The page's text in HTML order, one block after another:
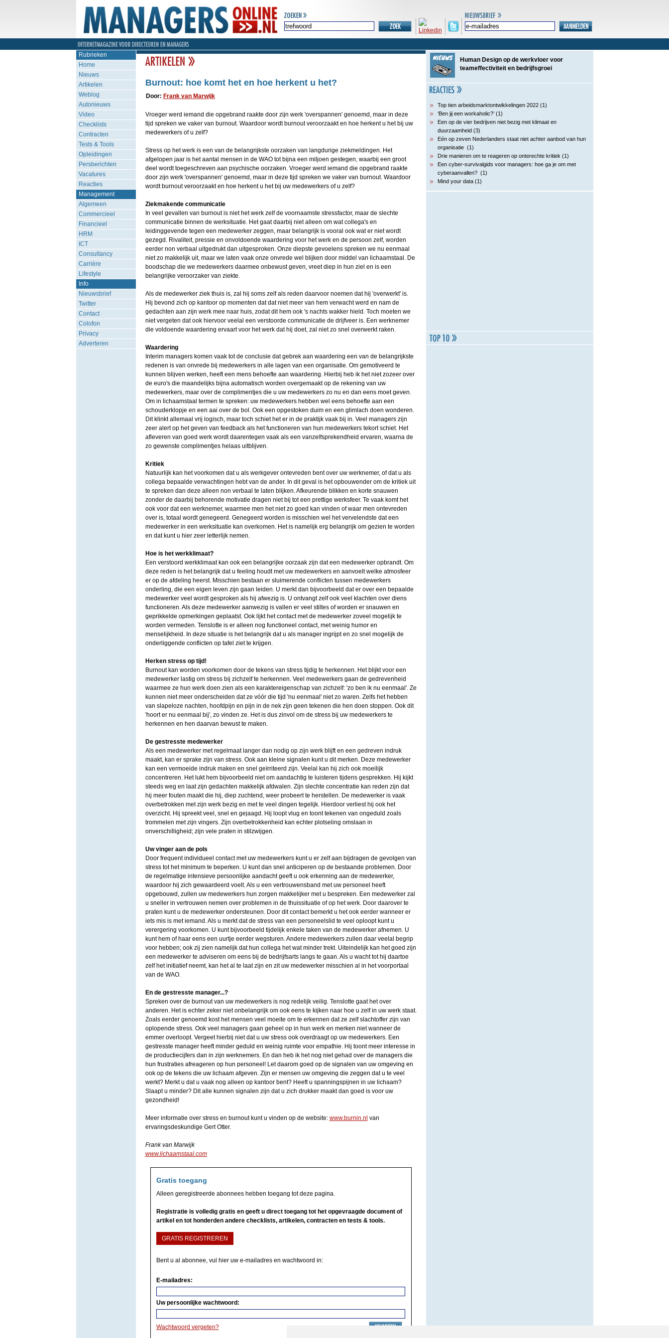
Rubrieken
Home
Nieuws
Artikelen
Weblog
Autonieuws
Video
Checklists
Contracten
Tests & Tools
Opleidingen
Persberichten
Vacatures
Reacties
Management
Algemeen
Commercieel
Financieel
HRM
ICT
Consultancy
Carrière
Lifestyle
Info
Nieuwsbrief
Twitter
Contact
Colofon
Privacy
Adverteren
Burnout: hoe komt het en hoe herkent u het?
Door: Frank van Marwijk
Vroeger werd iemand die opgebrand raakte door zijn werk 'overspannen' genoemd, maar in deze
tijd spreken we vaker van burnout. Waardoor wordt burnout veroorzaakt en hoe herkent u het bij uw
medewerkers of u zelf?
Stress op het werk is een van de belangrijkste oorzaken van langdurige ziekmeldingen. Het
afgelopen jaar is het aantal mensen in de WAO tot bijna een miljoen gestegen, waarbij een groot
deel wordt toegeschreven aan psychische oorzaken. Vroeger werd iemand die opgebrand raakte
door zijn werk 'overspannen' genoemd, maar in deze tijd spreken we vaker van burnout. Waardoor
wordt burnout veroorzaakt en hoe herkent u het bij uw medewerkers of u zelf?
Ziekmakende communicatie
In veel gevallen van burnout is niet het werk zelf de voornaamste stressfactor, maar de slechte
communicatie binnen de werksituatie. Het gaat daarbij niet alleen om wat collega's en
leidinggevende tegen een medewerker zeggen, maar belangrijk is vooral ook wat er niet wordt
gezegd. Rivaliteit, pressie en onvoldoende waardering voor het werk en de persoon zelf, worden
eerder non verbaal uitgedrukt dan uitgesproken. Onze diepste gevoelens spreken we nu eenmaal
niet zo makkelijk uit, maar we laten vaak onze onvrede wel blijken door middel van lichaamstaal. De
boodschap die we medewerkers daarmee onbewust geven, vreet diep in hun ziel en is een
belangrijke veroorzaker van ziekte.
Als de medewerker ziek thuis is, zal hij soms zelf als reden daarvoor noemen dat hij 'overwerkt' is.
Hij bevond zich op kantoor op momenten dat dat niet meer van hem verwacht werd en nam de
gedachten aan zijn werk mee naar huis, zodat dit hem ook 's nachts wakker hield. Toch moeten we
niet vergeten dat ook hiervoor veelal een verstoorde communicatie de drijfveer is. Een werknemer
die voldoende waardering ervaart voor het werk dat hij doet, zal niet zo snel overwerkt raken.
Waardering
Interim managers komen vaak tot de conclusie dat gebrek aan waardering een van de belangrijkste
redenen is van onvrede bij medewerkers in alle lagen van een organisatie. Om gemotiveerd te
kunnen blijven werken, heeft een mens behoefte aan waardering. Hierbij heb ik het niet zozeer over
de euro's die maandelijks bijna automatisch worden overgemaakt op de rekening van uw
medewerkers, maar over de complimentjes die u uw medewerkers zo nu en dan eens moet geven.
Om in lichaamstaal termen te spreken: uw medewerkers hebben wel eens behoefte aan een
schouderklopje en een aai over de bol. Ook een opgestoken duim en een glimlach doen wonderen.
Dit klinkt allemaal vrij logisch, maar toch schiet het er in de praktijk vaak bij in. Veel managers zijn
zeer alert op het geven van feedback als het functioneren van hun medewerkers tekort schiet. Het
afleveren van goed werk wordt daarentegen vaak als een vanzelfsprekendheid ervaren, waarna de
zo gewenste complimentjes helaas uitblijven.
Kritiek
Natuurlijk kan het voorkomen dat u als werkgever ontevreden bent over uw werknemer, of dat u als
collega bepaalde verwachtingen hebt van de ander. In dit geval is het opbouwender om de kritiek uit
te spreken dan deze alleen non verbaal te laten blijken. Afkeurende blikken en korte snauwen
zonder de daarbij behorende motivatie dragen niet bij tot een prettige werksfeer. Te vaak komt het
ook voor dat een werknemer, waarmee men het niet zo goed kan vinden of waar men ontevreden
over is, totaal wordt genegeerd. Genegeerd worden is misschien wel het vervelendste dat een
medewerker in een werksituatie kan overkomen. Het is namelijk erg belangrijk om gezien te worden
en dat kunt u hier zeer letterlijk nemen.
Hoe is het werkklimaat?
Een verstoord werkklimaat kan ook een belangrijke oorzaak zijn dat een medewerker opbrandt. Om
deze reden is het belangrijk dat u feeling houdt met uw medewerkers en aanvoelt welke atmosfeer
er op de afdeling heerst. Misschien bestaan er sluimerende conflicten tussen medewerkers
onderling, die een eigen leven zijn gaan leiden. U merkt dan bijvoorbeeld dat er over een bepaalde
medewerker veel wordt gesproken als hij afwezig is. U ontvangt zelf ook veel klachten over diens
functioneren. Als deze medewerker aanwezig is vallen er veel stiltes of worden er snauwen en
geprikkelde opmerkingen geplaatst. Ook lijkt het contact met de medewerker zoveel mogelijk te
worden vermeden. Tenslotte is er alleen nog functioneel contact, met weinig humor en
menselijkheid. In deze situatie is het belangrijk dat u als manager ingrijpt en zo snel mogelijk de
onderliggende conflicten op tafel ziet te krijgen.
Herken stress op tijd!
Burnout kan worden voorkomen door de tekens van stress tijdig te herkennen. Het blijkt voor een
medewerker lastig om stress bij zichzelf te herkennen. Veel medewerkers gaan de gedrevenheid
waarmee ze hun werk doen zien als een karaktereigenschap van zichzelf: 'zo ben ik nu eenmaal'. Ze
kunnen niet meer onderscheiden dat ze vóór die tijd 'nu eenmaal' niet zo waren. Zelfs het hebben
van slapeloze nachten, hoofdpijn en pijn in de nek zijn geen tekenen die hen doen stoppen. Ook dit
'hoort er nu eenmaal bij', zo vinden ze. Het is dus zinvol om de stress bij uw medewerkers te
herkennen en hen daarvan bewust te maken.
De gestresste medewerker
Als een medewerker met regelmaat langer dan nodig op zijn werk blijft en een gedreven indruk
maakt, kan er sprake zijn van stress. Ook aan kleine signalen kunt u dit merken. Deze medewerker
kan een vermoeide indruk maken en snel geïrriteerd zijn. Veelal kan hij zich ook moeilijk
concentreren. Het lukt hem bijvoorbeeld niet om aandachtig te luisteren tijdens gesprekken. Hij kijkt
steeds weg en laat zijn gedachten makkelijk afdwalen. Zijn slechte concentratie kan reden zijn dat
hij meer fouten maakt die hij, diep zuchtend, weer probeert te herstellen. De medewerker is vaak
overbetrokken met zijn werk bezig en met te veel dingen tegelijk. Hierdoor verliest hij ook het
overzicht. Hij spreekt veel, snel en gejaagd. Hij loopt vlug en toont tekenen van ongeduld zoals
trommelen met zijn vingers. Zijn overbetrokkenheid kan echter plotseling omslaan in
onverschilligheid; zijn vele praten in stilzwijgen.
Uw vinger aan de pols
Door frequent individueel contact met uw medewerkers kunt u er zelf aan bijdragen de gevolgen van
stress tot het minimum te beperken. U kunt dan snel anticiperen op de bestaande problemen. Door
de regelmatige intensieve persoonlijke aandacht geeft u ook erkenning aan de medewerker,
waardoor hij zich gewaardeerd voelt. Als u een vertrouwensband met uw personeel heeft
opgebouwd, zullen uw medewerkers hun zorgen makkelijker met u bespreken. Een medewerker zal
u sneller in vertrouwen nemen over problemen in de thuissituatie of op het werk. Door daarover te
praten kunt u de medewerker ondersteunen. Door dit contact bemerkt u het ook eerder wanneer er
iets mis is met iemand. Als u merkt dat de stress van een personeelslid te veel oploopt kunt u
verergering voorkomen. U kunt bijvoorbeeld tijdelijk enkele taken van de medewerker afnemen. U
kunt hem of haar eens een uurtje eerder wegsturen. Andere medewerkers zullen daar veelal begrip
voor hebben; ook zij zien namelijk dat hun collega het wat minder trekt. Uiteindelijk kan het goed zijn
een medewerker te adviseren om eens bij de bedrijfsarts langs te gaan. Als u wacht tot hij daartoe
zelf het initiatief neemt, kan het al te laat zijn en zit uw medewerker misschien al in het voorportaal
van de WAO.
En de gestresste manager...?
Spreken over de burnout van uw medewerkers is nog redelijk veilig. Tenslotte gaat het over
anderen. Het is echter zeker niet onbelangrijk om ook eens te kijken naar hoe u zelf in uw werk staat.
Zoals eerder genoemd kost het mensen veel moeite om te erkennen dat ze zelf slachtoffer zijn van
oplopende stress. Ook veel managers gaan geheel op in hun werk en merken niet wanneer de
emmer overloopt. Vergeet hierbij niet dat u uw stress ook overdraagt op uw medewerkers. Een
gestresste manager heeft minder geduld en weinig ruimte voor empathie. Hij toont meer interesse in
de productiecijfers dan in zijn werknemers. En dan heb ik het nog niet gehad over de managers die
hun frustraties afreageren op hun personeel! Let daarom goed op de signalen van uw omgeving en
ook op de tekens die uw lichaam afgeven. Zijn er mensen uw omgeving die zeggen dat u te veel
werkt? Merkt u dat u vaak nog alleen op kantoor bent? Heeft u spanningspijnen in uw lichaam?
Slaapt u minder? Dit alle kunnen signalen zijn dat u zich drukker maakt dan goed is voor uw
gezondheid!
Meer informatie over stress en burnout kunt u vinden op de website: www.burnin.nl van
ervaringsdeskundige Gert Otter.
Frank van Marwijk
www.lichaamstaal.com
Gratis toegang
Alleen geregistreerde abonnees hebben toegang tot deze pagina.
Registratie is volledig gratis en geeft u direct toegang tot het opgevraagde document of
artikel en tot honderden andere checklists, artikelen, contracten en tests & tools.
GRATIS REGISTREREN
Bent u al abonnee, vul hier uw e-mailadres en wachtwoord in:
E-mailadres:
Uw persoonlijke wachtwoord:
Wachtwoord vergeten?
Human Design op de werkvloer voor
teameffectiviteit en bedrijfsgroei
Top tien arbeidsmarktontwikkelingen 2022 (1)
‘Ben jij een workaholic?’ (1)
Een op de vier bedrijven niet bezig met klimaat en
duurzaamheid (3)
Eén op zeven Nederlanders staat niet achter aanbod van hun
organisatie (1)
Drie manieren om te reageren op onterechte kritiek (1)
Een cyber-survivalgids voor managers: hoe ga je om met
cyberaanvallen? (1)
Mind your data (1)